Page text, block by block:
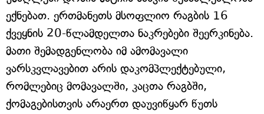
ექნებათ. ერთმანეთს მსოფლიო რაგბის 16
ქვეყნის 20-წლამდელთა ნაკრებები შეერკინება.
მათი შემადგენლობა იმ ამომავალი
ვარსკვლავებით არის დაკომპლექტებული,
რომლებიც მომავალში, კაცთა რაგბში,
ქომაგებისთვის არაერთ დაუვიწყარ წუთს